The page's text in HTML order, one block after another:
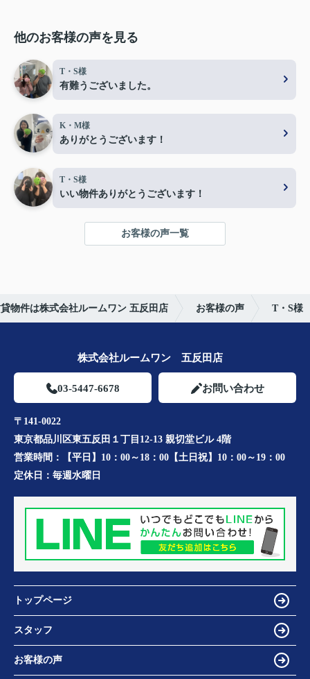
他のお客様の声を見る
T・S様
有難うございました。
K・M様
ありがとうございます！
T・S様
いい物件ありがとうございます！
お客様の声一覧
物件は株式会社ルームワン 五反田店 お客様の声 T・S様
株式会社ルームワン 五反田店
03-5447-6678 お問い合わせ
〒141-0022
東京都品川区東五反田１丁目12-13 親切堂ビル 4階
営業時間：
【平日】10：00～18：00【土日祝】10：00～19：00
定休日： 毎週水曜日
トップページ
スタッフ
お客様の声